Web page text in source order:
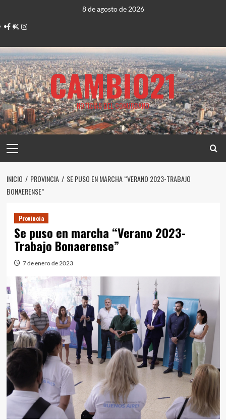
contenido
8 de agosto de 2026
Facebook
TwitterInstagram
CAMBIO21
NOTICIAS DEL CONURBANO
principal
INICIO PROVINCIA
SE PUSO EN MARCHA “VERANO 2023-TRABAJO
BONAERENSE”
Provincia
Se puso en marcha “Verano 2023-
Trabajo Bonaerense”
7 de enero de 2023